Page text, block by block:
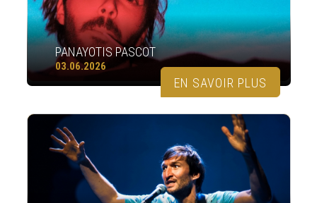
PANAYOTIS PASCOT
03.06.2026
EN SAVOIR PLUS